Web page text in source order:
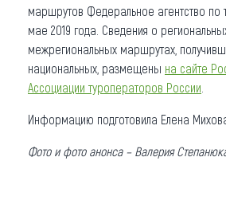
маршрутов Федеральное агентство по
мае 2019 года. Сведения о
межрегиональных маршрутах,
национальных, размещены на сайте
Ассоциации туроператоров России
Информацию подготовила Елена
Фото и фото анонса – Валерия